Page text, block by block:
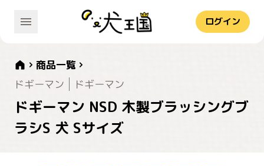
ログイン
商品一覧
ドギーマン
ドギーマン
ドギーマン NSD 木製ブラッシングブ
ラシS 犬 Sサイズ